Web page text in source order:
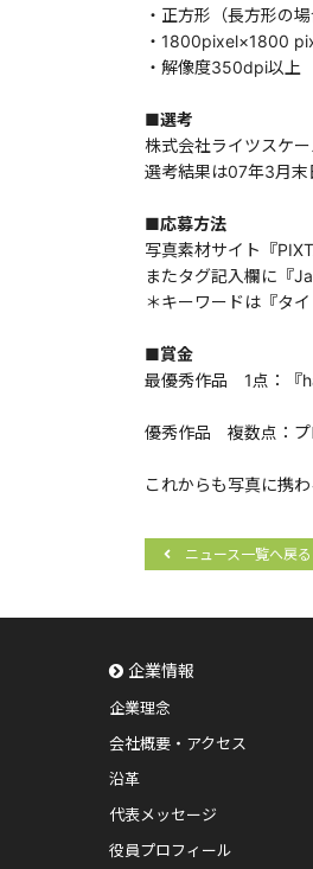
・正方形（長方形の
・1800pixel×1800
・解像度350dpi以上
■選考
株式会社ライツスケ
選考結果は07年3月末
■応募方法
写真素材サイト『
またタグ記入欄に『
＊キーワードは『タ
■賞金
最優秀作品 1点：『
報酬 3
優秀作品 複数点：プ
これからも写真に携
ニュース一覧へ戻る
企業情報
企業理念
会社概要・アクセス
沿革
代表メッセージ
役員プロフィール